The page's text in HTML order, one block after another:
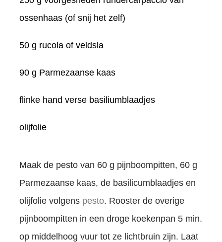
ossenhaas (of snij het zelf)
50 g rucola of veldsla
90 g Parmezaanse kaas
flinke hand verse basiliumblaadjes
olijfolie
Maak de pesto van 60 g pijnboompitten, 60 g
Parmezaanse kaas, de basilicumblaadjes en
olijfolie volgens pesto. Rooster de overige
pijnboompitten in een droge koekenpan 5 min.
op middelhoog vuur tot ze lichtbruin zijn. Laat